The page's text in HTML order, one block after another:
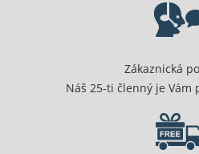
Zákaznická
Náš 25-ti členný je Vám